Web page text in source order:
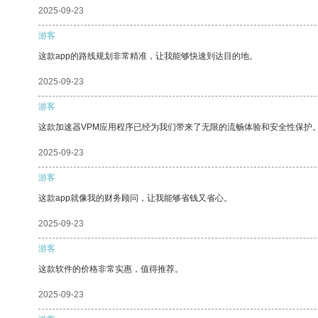
2025-09-23
游客
这款app的路线规划非常精准，让我能够快速到达目的地。
2025-09-23
游客
这款加速器VPM应用程序已经为我们带来了无限的流畅体验和安全性保护
2025-09-23
游客
这款app就像我的财务顾问，让我能够省钱又省心。
2025-09-23
游客
这款软件的价格非常实惠，值得推荐。
2025-09-23